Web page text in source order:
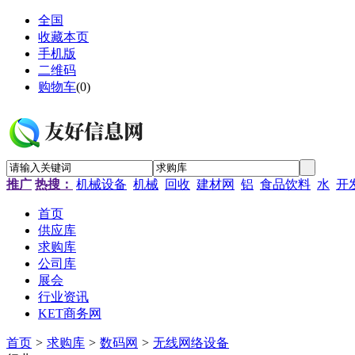
全国
收藏本页
手机版
二维码
购物车(0)
推广 热搜： 机械设备 机械 回收 建材网 铝 食品饮料 水 开
首页
供应库
求购库
公司库
展会
行业资讯
KET商务网
首页 > 求购库 > 数码网 > 无线网络设备